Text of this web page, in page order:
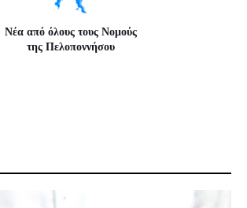
Νέα από όλους τους Νομούς
της Πελοποννήσου